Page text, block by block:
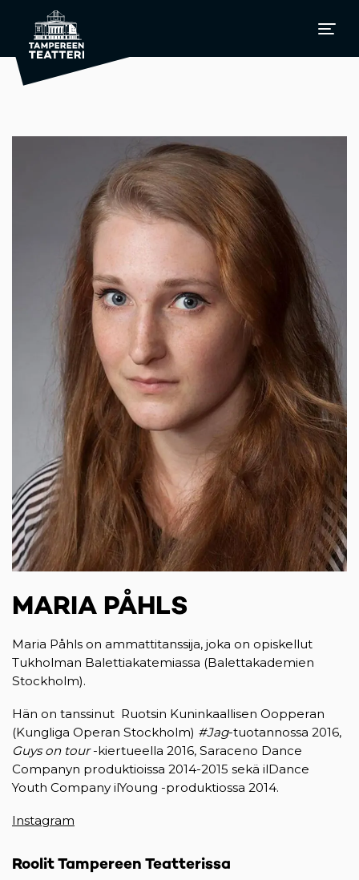
MARIA PÅHLS
Maria Påhls on ammattitanssija, joka on opiskellut
Tukholman Balettiakatemiassa (Balettakademien
Stockholm).
Hän on tanssinut Ruotsin Kuninkaallisen Oopperan
(Kungliga Operan Stockholm) #Jag-tuotannossa 2016,
Guys on tour-kiertueella 2016, Saraceno Dance
Companyn produktioissa 2014-2015 sekä ilDance
Youth Company ilYoung -produktiossa 2014.
Instagram
Roolit Tampereen Teatterissa